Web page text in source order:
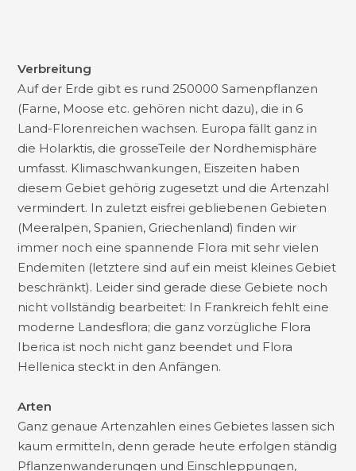
Verbreitung
Auf der Erde gibt es rund 250000 Samenpflanzen
(Farne, Moose etc. gehören nicht dazu), die in 6
Land-Florenreichen wachsen. Europa fällt ganz in
die Holarktis, die grosseTeile der Nordhemisphäre
umfasst. Klimaschwankungen, Eiszeiten haben
diesem Gebiet gehörig zugesetzt und die Artenzahl
vermindert. In zuletzt eisfrei gebliebenen Gebieten
(Meeralpen, Spanien, Griechenland) finden wir
immer noch eine spannende Flora mit sehr vielen
Endemiten (letztere sind auf ein meist kleines Gebiet
beschränkt). Leider sind gerade diese Gebiete noch
nicht vollständig bearbeitet: In Frankreich fehlt eine
moderne Landesflora; die ganz vorzügliche Flora
Iberica ist noch nicht ganz beendet und Flora
Hellenica steckt in den Anfängen.
Arten
Ganz genaue Artenzahlen eines Gebietes lassen sich
kaum ermitteln, denn gerade heute erfolgen ständig
Pflanzenwanderungen und Einschleppungen,